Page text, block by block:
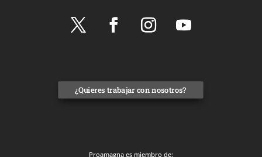
¿Quieres trabajar con nosotros?
Proamagna es miembro de: